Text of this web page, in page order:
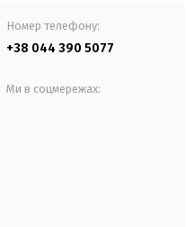
Номер телефону:
+38 044 390 5077
Ми в соцмережах: